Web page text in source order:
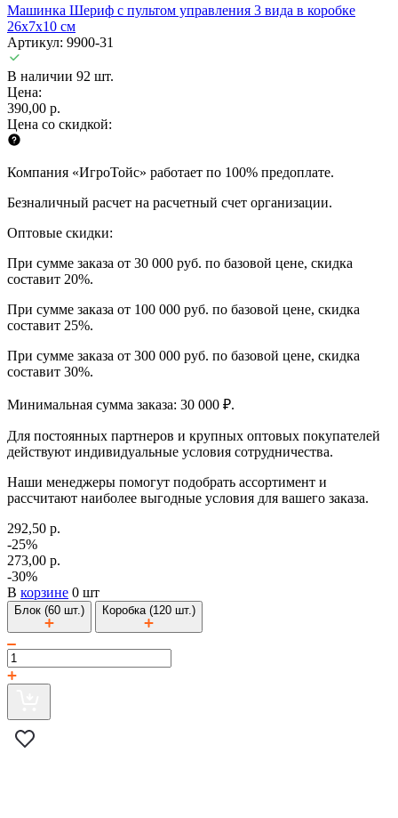
Машинка Шериф с пультом управления 3 вида в коробке
26х7х10 см
Артикул: 9900-31
В наличии 92 шт.
Цена:
390,00 р.
Цена со скидкой:
Компания «ИгроТойс» работает по 100% предоплате.
Безналичный расчет на расчетный счет организации.
Оптовые скидки:
При сумме заказа от 30 000 руб. по базовой цене, скидка
составит 20%.
При сумме заказа от 100 000 руб. по базовой цене, скидка
составит 25%.
При сумме заказа от 300 000 руб. по базовой цене, скидка
составит 30%.
Минимальная сумма заказа: 30 000 ₽.
Для постоянных партнеров и крупных оптовых покупателей
действуют индивидуальные условия сотрудничества.
Наши менеджеры помогут подобрать ассортимент и
рассчитают наиболее выгодные условия для вашего заказа.
292,50 р.
-25%
273,00 р.
-30%
В корзине 0 шт
Блок (60 шт.) Коробка (120 шт.)